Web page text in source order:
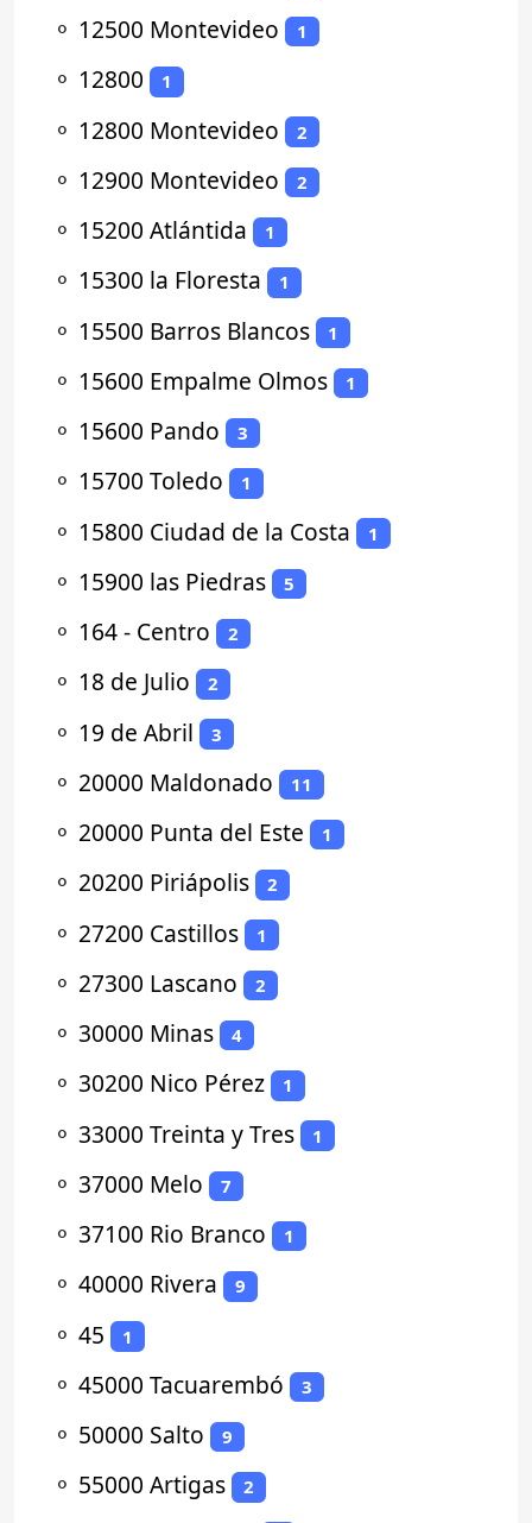
⚬ 12500 Montevideo 1
⚬ 12800 1
⚬ 12800 Montevideo 2
⚬ 12900 Montevideo 2
⚬ 15200 Atlántida 1
⚬ 15300 la Floresta 1
⚬ 15500 Barros Blancos 1
⚬ 15600 Empalme Olmos 1
⚬ 15600 Pando 3
⚬ 15700 Toledo 1
⚬ 15800 Ciudad de la Costa 1
⚬ 15900 las Piedras 5
⚬ 164 - Centro 2
⚬ 18 de Julio 2
⚬ 19 de Abril 3
⚬ 20000 Maldonado 11
⚬ 20000 Punta del Este 1
⚬ 20200 Piriápolis 2
⚬ 27200 Castillos 1
⚬ 27300 Lascano 2
⚬ 30000 Minas 4
⚬ 30200 Nico Pérez 1
⚬ 33000 Treinta y Tres 1
⚬ 37000 Melo 7
⚬ 37100 Rio Branco 1
⚬ 40000 Rivera 9
⚬ 45 1
⚬ 45000 Tacuarembó 3
⚬ 50000 Salto 9
⚬ 55000 Artigas 2